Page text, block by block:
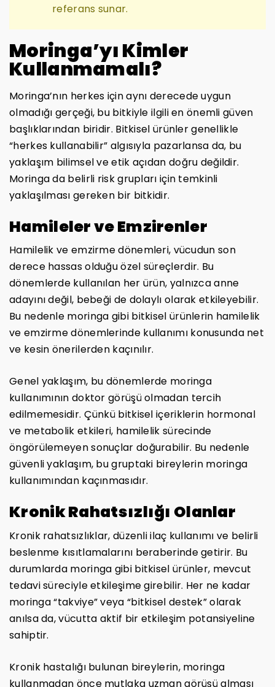
referans sunar.
Moringa’yı Kimler
Kullanmamalı?
Moringa’nın herkes için aynı derecede uygun
olmadığı gerçeği, bu bitkiyle ilgili en önemli güven
başlıklarından biridir. Bitkisel ürünler genellikle
“herkes kullanabilir” algısıyla pazarlansa da, bu
yaklaşım bilimsel ve etik açıdan doğru değildir.
Moringa da belirli risk grupları için temkinli
yaklaşılması gereken bir bitkidir.
Hamileler ve Emzirenler
Hamilelik ve emzirme dönemleri, vücudun son
derece hassas olduğu özel süreçlerdir. Bu
dönemlerde kullanılan her ürün, yalnızca anne
adayını değil, bebeği de dolaylı olarak etkileyebilir.
Bu nedenle moringa gibi bitkisel ürünlerin hamilelik
ve emzirme dönemlerinde kullanımı konusunda net
ve kesin önerilerden kaçınılır.
Genel yaklaşım, bu dönemlerde moringa
kullanımının doktor görüşü olmadan tercih
edilmemesidir. Çünkü bitkisel içeriklerin hormonal
ve metabolik etkileri, hamilelik sürecinde
öngörülemeyen sonuçlar doğurabilir. Bu nedenle
güvenli yaklaşım, bu gruptaki bireylerin moringa
kullanımından kaçınmasıdır.
Kronik Rahatsızlığı Olanlar
Kronik rahatsızlıklar, düzenli ilaç kullanımı ve belirli
beslenme kısıtlamalarını beraberinde getirir. Bu
durumlarda moringa gibi bitkisel ürünler, mevcut
tedavi süreciyle etkileşime girebilir. Her ne kadar
moringa “takviye” veya “bitkisel destek” olarak
anılsa da, vücutta aktif bir etkileşim potansiyeline
sahiptir.
Kronik hastalığı bulunan bireylerin, moringa
kullanmadan önce mutlaka uzman görüşü alması